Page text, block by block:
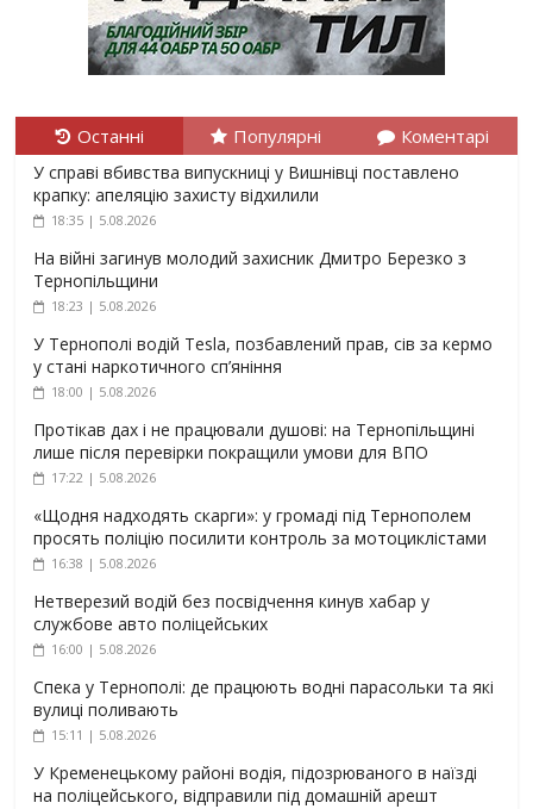
Останні Популярні Коментарі
У справі вбивства випускниці у Вишнівці поставлено
крапку: апеляцію захисту відхилили
18:35 | 5.08.2026
На війні загинув молодий захисник Дмитро Березко з
Тернопільщини
18:23 | 5.08.2026
У Тернополі водій Tesla, позбавлений прав, сів за кермо
у стані наркотичного сп’яніння
18:00 | 5.08.2026
Протікав дах і не працювали душові: на Тернопільщині
лише після перевірки покращили умови для ВПО
17:22 | 5.08.2026
«Щодня надходять скарги»: у громаді під Тернополем
просять поліцію посилити контроль за мотоциклістами
16:38 | 5.08.2026
Нетверезий водій без посвідчення кинув хабар у
службове авто поліцейських
16:00 | 5.08.2026
Спека у Тернополі: де працюють водні парасольки та які
вулиці поливають
15:11 | 5.08.2026
У Кременецькому районі водія, підозрюваного в наїзді
на поліцейського, відправили під домашній арешт